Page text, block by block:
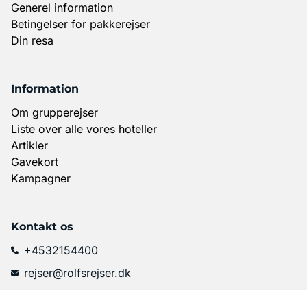
Generel information
Betingelser for pakkerejser
Din resa
Information
Om grupperejser
Liste over alle vores hoteller
Artikler
Gavekort
Kampagner
Kontakt os
+4532154400
rejser@rolfsrejser.dk